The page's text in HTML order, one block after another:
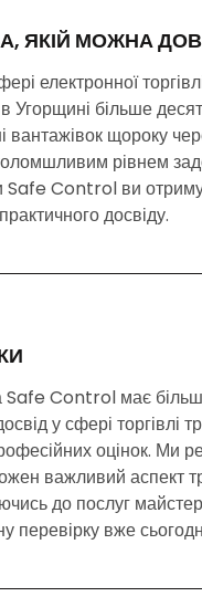
ЯКІЙ МОЖНА
електронної
Угорщині більше
вантажівок щороку
рівнем
Safe Control ви
досвіду.
Control має
у сфері торгівлі
оцінок. Ми
важливий аспект
до послуг
перевірку вже